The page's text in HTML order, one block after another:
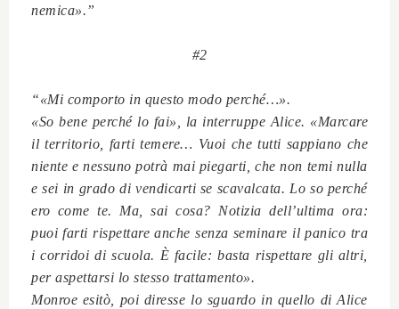
nemica».”
#2
“«Mi comporto in questo modo perché…».
«So bene perché lo fai», la interruppe Alice. «Marcare
il territorio, farti temere… Vuoi che tutti sappiano che
niente e nessuno potrà mai piegarti, che non temi nulla
e sei in grado di vendicarti se scavalcata. Lo so perché
ero come te. Ma, sai cosa? Notizia dell’ultima ora:
puoi farti rispettare anche senza seminare il panico tra
i corridoi di scuola. È facile: basta rispettare gli altri,
per aspettarsi lo stesso trattamento».
Monroe esitò, poi diresse lo sguardo in quello di Alice